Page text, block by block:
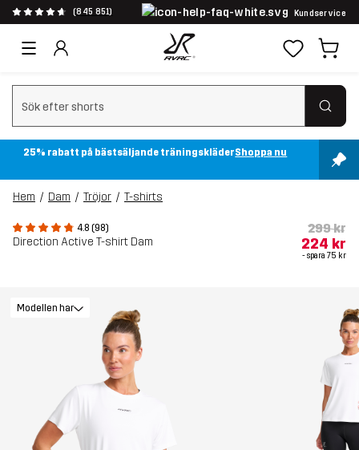
(845 851) Kundservice
Rensa sök
25% rabatt på bästsäljande träningskläderShoppa nu
Hem Dam Tröjor T-shirts
4.8 (98)
Direction Active T-shirt Dam
299 kr
224 kr
- spara 75 kr
Modellen har